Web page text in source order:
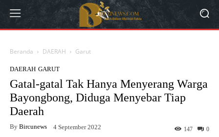
Beranda DAERAH Garut
DAERAH GARUT
Gatal-gatal Tak Hanya Menyerang Warga
Bayongbong, Diduga Menyebar Tiap
Daerah
By Bircunews 4 September 2022 0
147